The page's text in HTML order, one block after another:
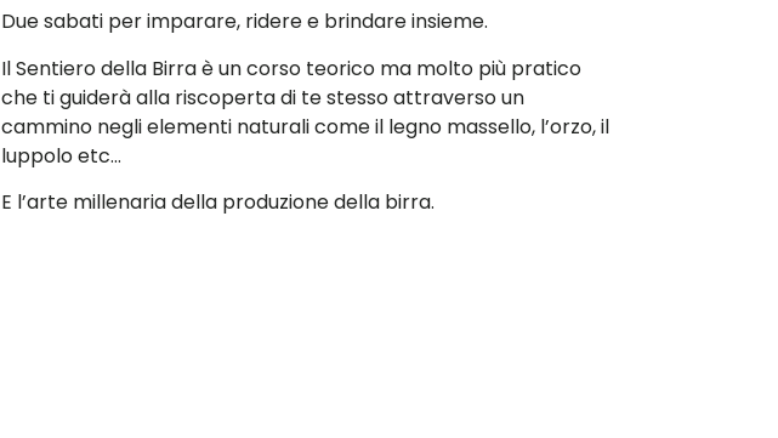
Due sabati per imparare, ridere e brindare insieme.
Il Sentiero della Birra è un corso teorico ma molto più pratico
che ti guiderà alla riscoperta di te stesso attraverso un
cammino negli elementi naturali come il legno massello, l’orzo, il
luppolo etc…
E l’arte millenaria della produzione della birra.